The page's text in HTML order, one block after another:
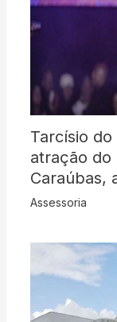
Tarcísio
atração do
Caraúbas,
Assessoria